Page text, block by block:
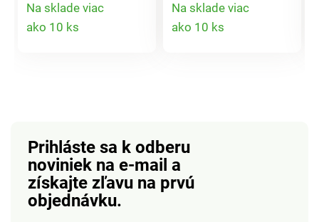
obdobia.Materiál:
100% bavlna Rozmer:
Na sklade viac
ako 10 ks
obdobia.Materiál:
100% bavlna Rozmer:
Na sklade viac
ako 10 ks
Prihláste sa k odberu
noviniek na e-mail a
získajte zľavu na prvú
objednávku.